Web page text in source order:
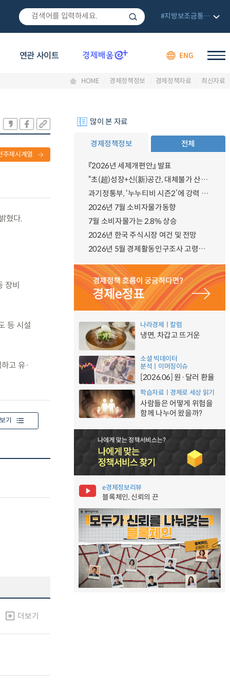
연관 사이트 ENG
#지방보조금통합관리망
HOME 경제정책정보 경제정책자료 최신자료
주제시계열
혔다.
장비
등 시설
고 유·
기
더보기
많이 본 자료
경제정책정보 전체
『2026년 세제개편안』 발표
“초(超)성장+신(新)공간, 대체불가 산업강국”
과기정통부, ‘누누티비 시즌2’에 강력 대응 의지 밝혀
2026년 7월 소비자물가동향
7월 소비자물가는 2.8% 상승
2026년 한국 주식시장 여건 및 전망
2026년 5월 경제활동인구조사 고령층 부가조사 결과
나라경제ㅣ칼럼
냉면, 차갑고 뜨거운
소셜 빅데이터
분석ㅣ이머징이슈
[2026.06] 원·달러 환율
학습자료ㅣ경제로 세상 읽기
사람들은 어떻게 위험을
함께 나누어 왔을까?
e경제정보리뷰
블록체인, 신뢰의 끈